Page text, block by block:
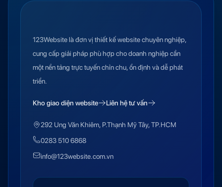
123Website là đơn vị thiết kế website chuyên nghiệp,
cung cấp giải pháp phù hợp cho doanh nghiệp cần
một nền tảng trực tuyến chỉn chu, ổn định và dễ phát
triển.
Kho giao diện website Liên hệ tư vấn
292 Ung Văn Khiêm, P.Thạnh Mỹ Tây, TP.HCM
0283 510 6868
info@123website.com.vn